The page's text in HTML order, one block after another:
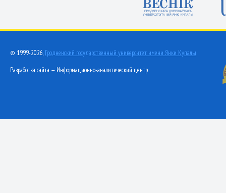
© 1999-2026, Гродненский государственный университет имени Янки Купалы
Разработка сайта — Информационно-аналитический центр